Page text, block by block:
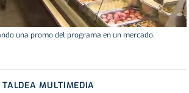
una promo del programa en un mercado.
TALDEA MULTIMEDIA